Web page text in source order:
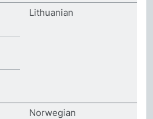
Lithuanian
Norwegian